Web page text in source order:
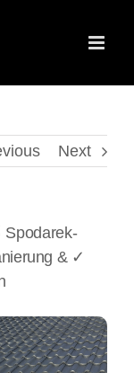
Next
Spodarek-
& ✓